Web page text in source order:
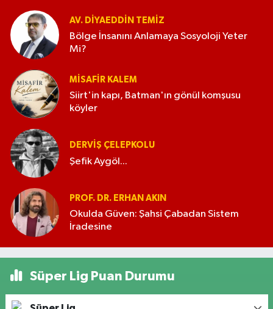
AV. DIYAEDDIN TEMIZ
Bölge İnsanını Anlamaya Sosyoloji Yeter
Mi?
MISAFIR KALEM
Siirt'in kapı, Batman'ın gönül komşusu
köyler
DERVIŞ ÇELEPKOLU
Şefik Aygöl...
PROF. DR. ERHAN AKIN
Okulda Güven: Şahsi Çabadan Sistem
İradesine
Süper Lig Puan Durumu